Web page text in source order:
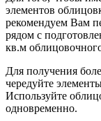
элементов
рекомендуем Вам
рядом с
кв.м
Для получения
чередуйте
Используйте
одновременно.